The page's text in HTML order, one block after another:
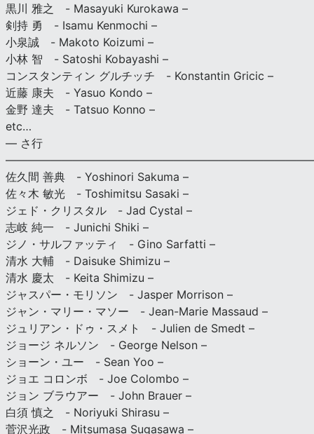
黒川 雅之 - Masayuki Kurokawa –
剣持 勇 - Isamu Kenmochi –
小泉誠 - Makoto Koizumi –
小林 智 - Satoshi Kobayashi –
コンスタンティン グルチッチ - Konstantin Gricic –
近藤 康夫 - Yasuo Kondo –
金野 達夫 - Tatsuo Konno –
etc…
— さ行
佐久間 善典 - Yoshinori Sakuma –
佐々木 敏光 - Toshimitsu Sasaki –
ジェド・クリスタル - Jad Cystal –
志岐 純一 - Junichi Shiki –
ジノ・サルファッティ - Gino Sarfatti –
清水 大輔 - Daisuke Shimizu –
清水 慶太 - Keita Shimizu –
ジャスパー・モリソン - Jasper Morrison –
ジャン・マリー・マソー - Jean-Marie Massaud –
ジュリアン・ドゥ・スメト - Julien de Smedt –
ジョージ ネルソン - George Nelson –
ショーン・ユー - Sean Yoo –
ジョエ コロンボ - Joe Colombo –
ジョン ブラウアー - John Brauer –
白須 慎之 - Noriyuki Shirasu –
菅沢光政 - Mitsumasa Sugasawa –